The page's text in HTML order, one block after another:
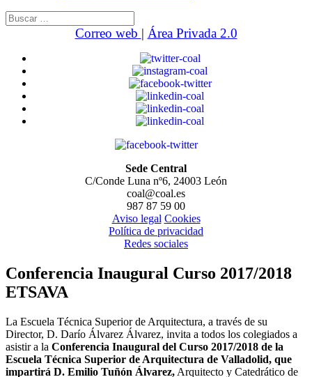
Buscar:
Correo web | Área Privada 2.0
Sede Central
C/Conde Luna nº6, 24003 León
coal@coal.es
987 87 59 00
Aviso legal Cookies
Política de privacidad
Redes sociales
Conferencia Inaugural Curso 2017/2018
ETSAVA
La Escuela Técnica Superior de Arquitectura, a través de su
Director, D. Darío Álvarez Álvarez, invita a todos los colegiados a
asistir a la Conferencia Inaugural del Curso 2017/2018 de la
Escuela Técnica Superior de Arquitectura de Valladolid, que
impartirá D. Emilio Tuñón Álvarez, Arquitecto y Catedrático de